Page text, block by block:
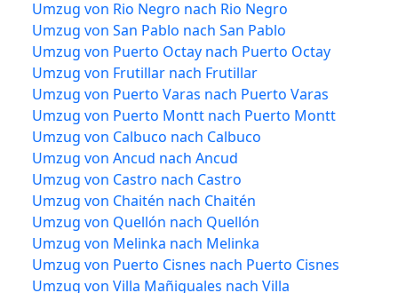
Umzug von Rio Negro nach Rio Negro
Umzug von San Pablo nach San Pablo
Umzug von Puerto Octay nach Puerto Octay
Umzug von Frutillar nach Frutillar
Umzug von Puerto Varas nach Puerto Varas
Umzug von Puerto Montt nach Puerto Montt
Umzug von Calbuco nach Calbuco
Umzug von Ancud nach Ancud
Umzug von Castro nach Castro
Umzug von Chaitén nach Chaitén
Umzug von Quellón nach Quellón
Umzug von Melinka nach Melinka
Umzug von Puerto Cisnes nach Puerto Cisnes
Umzug von Villa Mañiguales nach Villa